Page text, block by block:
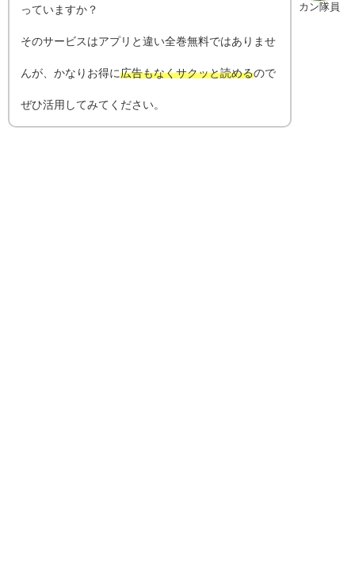
カン隊員
っていますか？
そのサービスはアプリと違い全巻無料ではありませ
んが、かなりお得に広告もなくサクッと読めるので
ぜひ活用してみてください。